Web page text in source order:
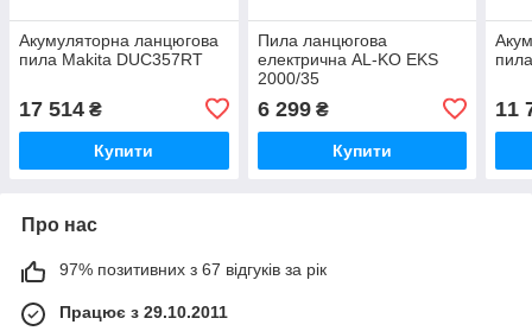
Акумуляторна ланцюгова
пила Makita DUC357RT
17 514 ₴
Купити
Пила ланцюгова
електрична AL-KO EKS
2000/35
6 299₴
Купити
11
Про нас
97% позитивних з 67 відгуків за рік
Працює з 29.10.2011